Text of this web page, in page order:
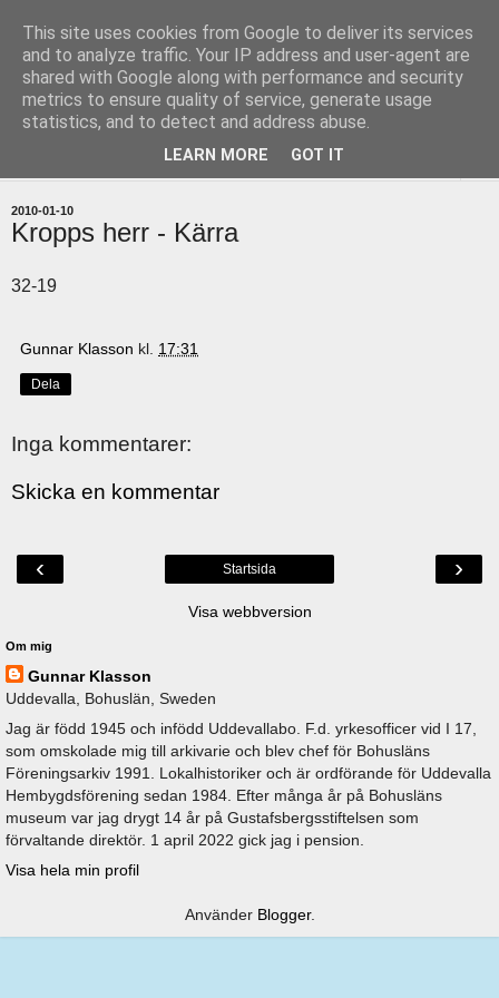
uddevallabloggen.se
med stort och smått från Uddevallas horisont
2010-01-10
Kropps herr - Kärra
32-19
Gunnar Klasson kl. 17:31
Dela
Inga kommentarer:
Skicka en kommentar
‹ ›
Startsida
Visa webbversion
Om mig
Gunnar Klasson
Uddevalla, Bohuslän, Sweden
Jag är född 1945 och infödd Uddevallabo. F.d. yrkesofficer vid I 17,
som omskolade mig till arkivarie och blev chef för Bohusläns
Föreningsarkiv 1991. Lokalhistoriker och är ordförande för Uddevalla
Hembygdsförening sedan 1984. Efter många år på Bohusläns
museum var jag drygt 14 år på Gustafsbergsstiftelsen som
förvaltande direktör. 1 april 2022 gick jag i pension.
Visa hela min profil
Använder Blogger.
This site uses cookies from Google to deliver its services
and to analyze traffic. Your IP address and user-agent are
shared with Google along with performance and security
metrics to ensure quality of service, generate usage
statistics, and to detect and address abuse.
LEARN MORE GOT IT